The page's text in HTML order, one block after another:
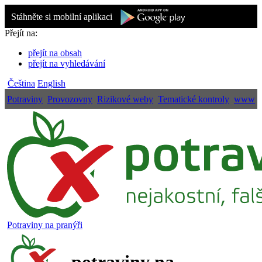
Stáhněte si mobilní aplikaci
Přejít na:
přejít na obsah
přejít na vyhledávání
Čeština English
Potraviny Provozovny Rizikové weby Tematické kontroly www
Potraviny na pranýři